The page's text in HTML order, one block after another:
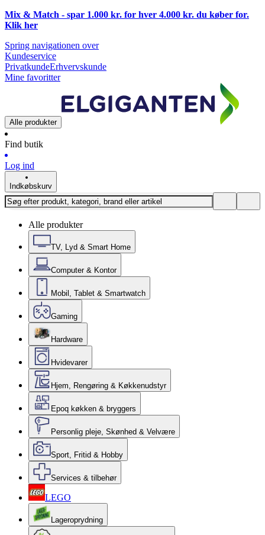
Mix & Match - spar 1.000 kr. for hver 4.000 kr. du køber for.
Klik her
Spring navigationen over
Kundeservice
PrivatkundeErhvervskunde
Mine favoritter
Alle produkter
Find butik
Log ind
Indkøbskurv
Alle produkter
TV, Lyd & Smart Home
Computer & Kontor
Mobil, Tablet & Smartwatch
Gaming
Hardware
Hvidevarer
Hjem, Rengøring & Køkkenudstyr
Epoq køkken & bryggers
Personlig pleje, Skønhed & Velvære
Sport, Fritid & Hobby
Services & tilbehør
LEGO
Lageroprydning